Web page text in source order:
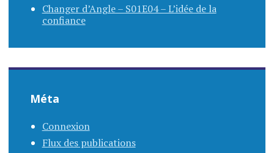
Changer d’Angle – S01E04 – L’idée de la
confiance
Méta
Connexion
Flux des publications